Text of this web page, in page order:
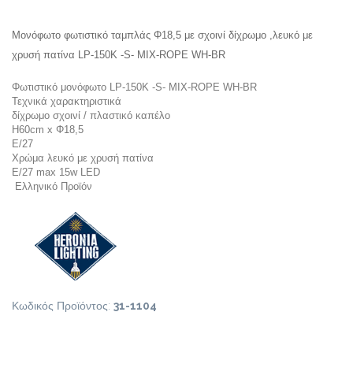
Μονόφωτο φωτιστικό ταμπλάς Φ18,5 με σχοινί δίχρωμο ,λευκό με
χρυσή πατίνα LP-150K -S- MIX-ROPE WH-BR
Φωτιστικό μονόφωτο LP-150K -S- MIX-ROPE WH-BR
Τεχνικά χαρακτηριστικά
δίχρωμο σχοινί / πλαστικό καπέλο
H60cm x Φ18,5
Ε/27
Χρώμα λευκό με χρυσή πατίνα
E/27 max 15w LED
Ελληνικό Προϊόν
Κωδικός Προϊόντος: 31-1104